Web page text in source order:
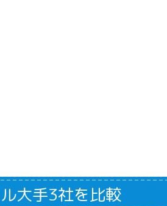
大手3社を比較